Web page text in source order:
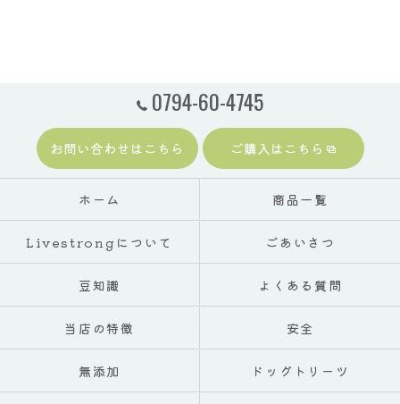
0794-60-4745
お問い合わせはこちら ご購入はこちら
ホーム 商品一覧
Livestrongについて ごあいさつ
豆知識 よくある質問
当店の特徴 安全
無添加 ドッグトリーツ